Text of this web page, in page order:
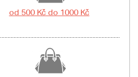
od 500 Kč do 1000 Kč